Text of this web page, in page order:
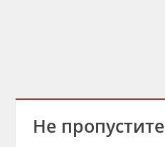
Не пропустите